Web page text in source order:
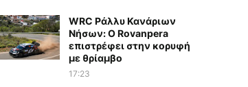
WRC Ράλλυ Κανάριων
Νήσων: O Rovanpera
επιστρέφει στην κορυφή
με θρίαμβο
17:23